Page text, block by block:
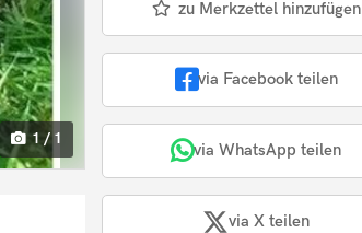
1 / 1
zu Merkzettel hinzufügen
via Facebook teilen
via WhatsApp teilen
via X teilen